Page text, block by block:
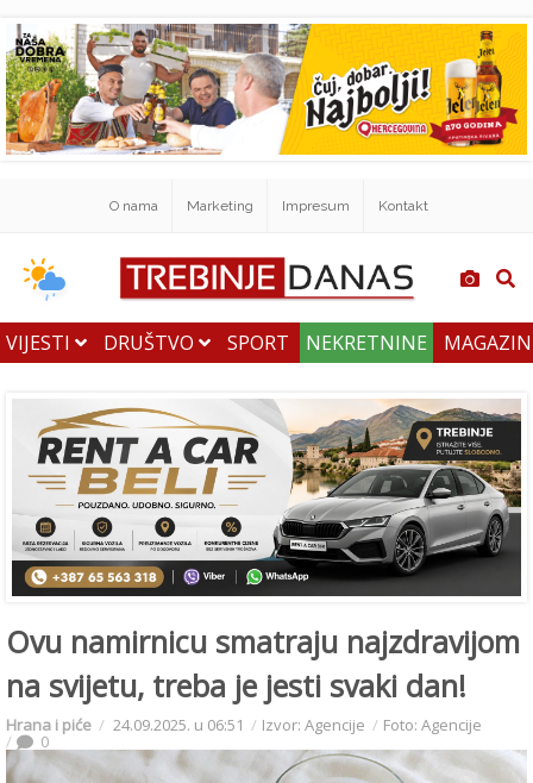
O nama Marketing Impresum Kontakt
VIJESTI DRUŠTVO SPORT NEKRETNINE
Ovu namirnicu smatraju najzdravijom
na svijetu, treba je jesti svaki dan!
Hrana i piće 24.09.2025. u 06:51 Izvor: Agencije Foto: Agencije
0